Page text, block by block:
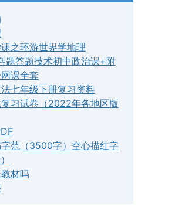
之环游世界学地理
题答题技术初中政治课+附
课全套
七年级下册复习资料
习试卷（2022年各地区版
范（3500字）空心描红字
材吗